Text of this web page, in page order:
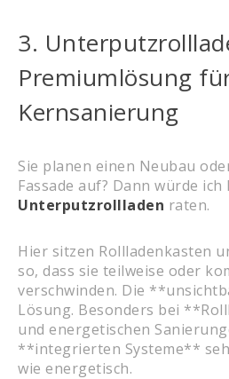
3.
Premiumlösung
Kernsanierung
Sie planen einen Neubau
Fassade auf? Dann würde ich
Unterputzrollladen raten.
Hier sitzen Rollladenkasten
so, dass sie teilweise oder
verschwinden. Die
Lösung. Besonders bei
und energetischen
**integrierten Systeme**
wie energetisch.